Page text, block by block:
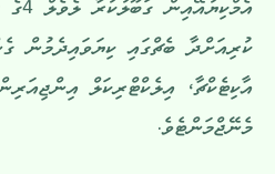
ކުރިއަށްދާ ބެޗްގައި ކިޔަވައިދެމުން
އާކިޓެކްޗާ، އިލެކްޓްރިކަލް
މެނޭޖްމަންޓެވެ.